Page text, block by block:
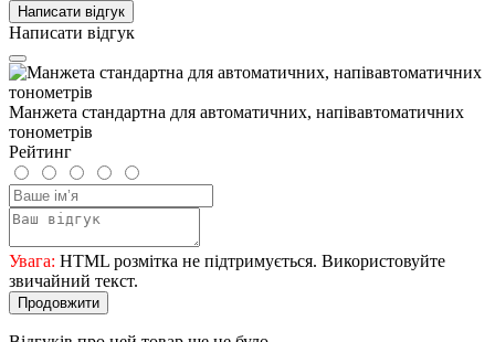
Написати відгук
Написати відгук
Манжета стандартна для автоматичних, напівавтоматичних
тонометрів
Рейтинг
Увага: HTML розмітка не підтримується. Використовуйте
звичайний текст.
Продовжити